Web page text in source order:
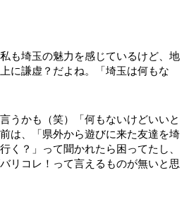
も埼玉の魅力を感じているけど、地
に謙虚？だよね。「埼玉は何もな
うかも（笑）「何もないけどいいと
は、「県外から遊びに来た友達を埼
く？」って聞かれたら困ってたし、
リコレ！って言えるものが無いと思